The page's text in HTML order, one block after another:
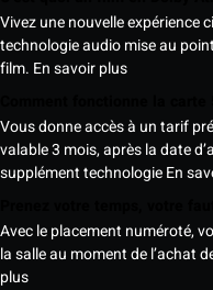
Vivez une nouvelle expérience
technologie audio mise au
film. En savoir plus
Vous donne accès à un tarif
valable 3 mois, après la date
supplément technologieEn
Avec le placement numéroté,
la salle au moment de l’achat
plus